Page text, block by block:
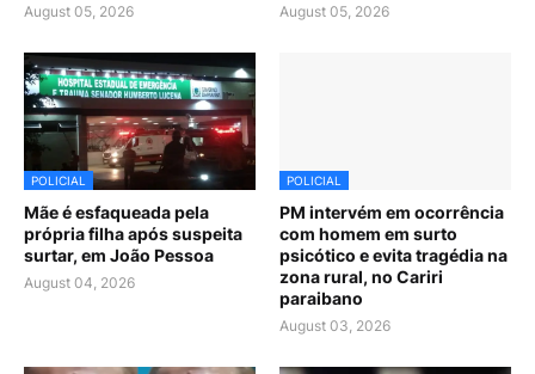
August 05, 2026 August 05, 2026
POLICIAL
Mãe é esfaqueada pela
própria filha após suspeita
surtar, em João Pessoa
August 04, 2026
POLICIAL
PM intervém em ocorrência
com homem em surto
psicótico e evita tragédia na
zona rural, no Cariri
paraibano
August 03, 2026